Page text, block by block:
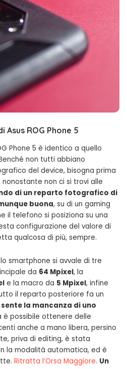
ROG Phone 5
Phone 5 è identico a quello
non tutti abbiano
del device, bisogna prima
non ci si trovi alle
di un reparto fotografico di
buona, su di un gaming
il telefono si posiziona su una
configurazione del valore di
qualcosa di più, sempre.
smartphone si avvale di tre
da 64 Mpixel, la
e la macro da 5 Mpixel, infine
il reparto posteriore fa un
sente la mancanza di uno
è possibile ottenere delle
anche a mano libera, persino
priva di editing, è stata
la modalità automatica, ed è
Ritratta l’Orsa Maggiore. Un